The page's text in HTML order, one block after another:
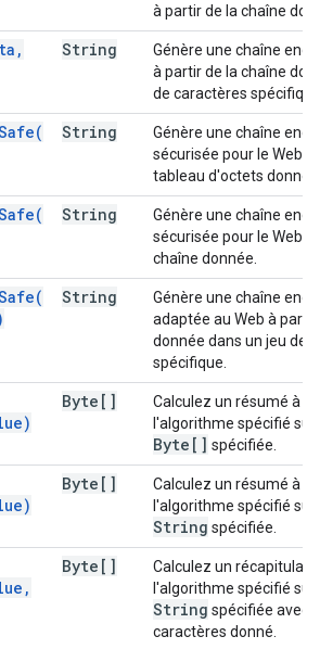
à partir de la chaîne
,
String
Génère une chaîne
à partir de la chaîne
de caractères
String
Génère une chaîne
sécurisée pour le Web à
tableau d'octets donné.
String
Génère une chaîne
sécurisée pour le Web à
chaîne donnée.
String
Génère une chaîne
adaptée au Web à partir
donnée dans un jeu de
spécifique.
Byte[]
Calculez un résumé à
l'algorithme spécifié sur
Byte[] spécifiée.
Byte[]
Calculez un résumé à
l'algorithme spécifié sur
String spécifiée.
,
Byte[]
Calculez un
l'algorithme spécifié sur
String spécifiée avec
caractères donné.